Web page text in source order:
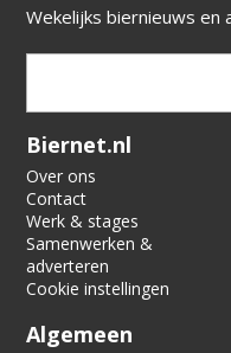
Wekelijks biernieuws en
Verification code:
Biernet.nl
Over ons
Contact
Werk & stages
Samenwerken &
adverteren
Cookie instellingen
Algemeen